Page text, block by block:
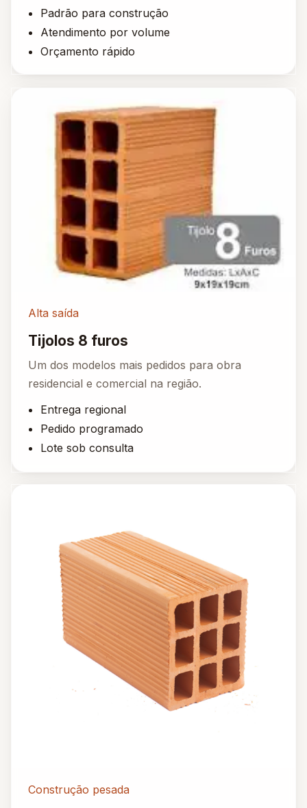
Padrão para construção
Atendimento por volume
Orçamento rápido
Alta saída
Tijolos 8 furos
Um dos modelos mais pedidos para obra
residencial e comercial na região.
Entrega regional
Pedido programado
Lote sob consulta
Construção pesada